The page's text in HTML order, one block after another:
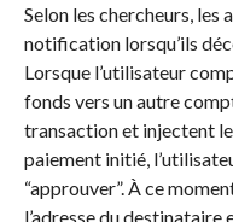
Selon les chercheurs, les
notification lorsqu’ils
Lorsque l’utilisateur
fonds vers un autre
transaction et injectent
paiement initié,
“approuver”. À ce
l’adresse du